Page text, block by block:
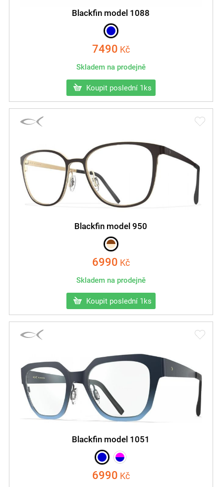
Blackfin model 1088
7490 Kč
Skladem na prodejně
Koupit poslední 1ks
Blackfin model 950
6990 Kč
Skladem na prodejně
Koupit poslední 1ks
Blackfin model 1051
6990 Kč